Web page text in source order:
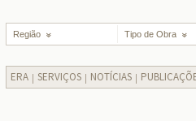
Região Tipo de Obra
ERA SERVIÇOS NOTÍCIAS